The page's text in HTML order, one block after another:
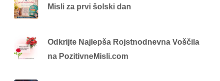
Misli za prvi šolski dan
Odkrijte Najlepša Rojstnodnevna Voščila
na PozitivneMisli.com